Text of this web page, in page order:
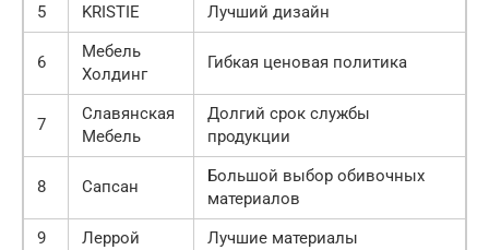
5
KRISTIE Лучший дизайн
6
Мебель
Холдинг
Гибкая ценовая политика
7
Славянская
Мебель
Долгий срок службы
продукции
8 Сапсан
Большой выбор обивочных
материалов
9
Леррой
Лучшие материалы